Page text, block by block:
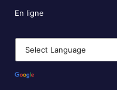
En ligne